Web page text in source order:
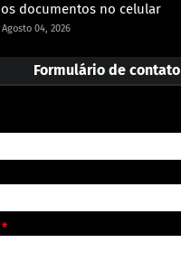
os documentos no celular
Agosto 04, 2026
Formulário de contato
*